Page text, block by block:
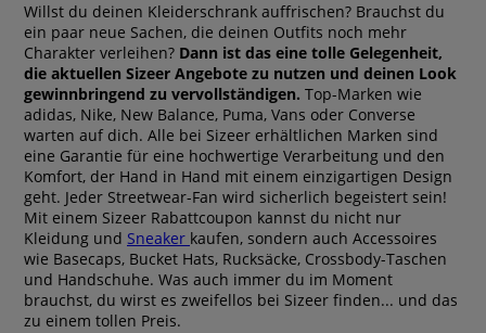
Willst du deinen Kleiderschrank auffrischen? Brauchst du
ein paar neue Sachen, die deinen Outfits noch mehr
Charakter verleihen? Dann ist das eine tolle Gelegenheit,
die aktuellen Sizeer Angebote zu nutzen und deinen Look
gewinnbringend zu vervollständigen. Top-Marken wie
adidas, Nike, New Balance, Puma, Vans oder Converse
warten auf dich. Alle bei Sizeer erhältlichen Marken sind
eine Garantie für eine hochwertige Verarbeitung und den
Komfort, der Hand in Hand mit einem einzigartigen Design
geht. Jeder Streetwear-Fan wird sicherlich begeistert sein!
Mit einem Sizeer Rabattcoupon kannst du nicht nur
Kleidung und Sneaker kaufen, sondern auch Accessoires
wie Basecaps, Bucket Hats, Rucksäcke, Crossbody-Taschen
und Handschuhe. Was auch immer du im Moment
brauchst, du wirst es zweifellos bei Sizeer finden... und das
zu einem tollen Preis.